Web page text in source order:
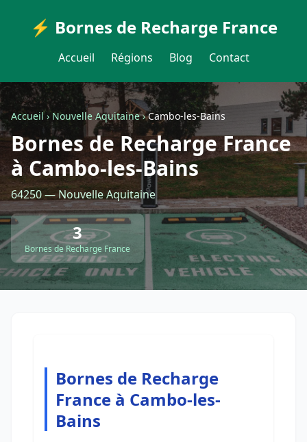
⚡ Bornes de Recharge France
Accueil Régions Blog Contact
Accueil›Nouvelle Aquitaine›Cambo-les-Bains
Bornes de Recharge France
à Cambo-les-Bains
64250 — Nouvelle Aquitaine
3
Bornes de Recharge France
Bornes de Recharge
France à Cambo-les-
Bains